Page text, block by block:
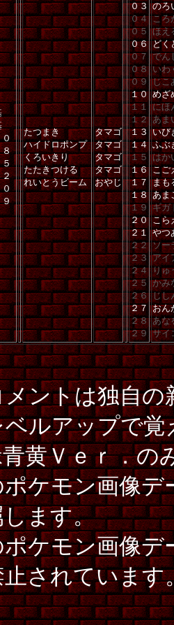
８
２
９
たつまき
ハイドロポンプ
くろいきり
たたきつける
れいとうビーム
タマゴ
タマゴ
タマゴ
タマゴ
おやじ
０３
０４
０５
０６
０７
０８
０９
１０
１１
１２
１３
１４
１５
１６
１７
１８
１９
２０
２１
２２
２３
２４
２５
２６
２７
２８
２９
のろ
ころ
ほえ
どく
でん
いわ
じこ
めざ
にほ
あま
いび
ふぶ
はか
こご
まも
あま
ギガ
こら
やつ
ソー
アイ
りゅ
かみ
じし
おん
あな
サイ
ントは独自
ルアップで
黄Ｖｅｒ．の
ケモン画像
ます。
ケモン画像
されています